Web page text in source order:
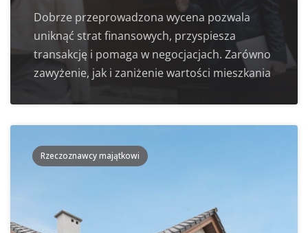
Dobrze przeprowadzona wycena pozwala
uniknąć strat finansowych, przyspiesza
transakcję i pomaga w negocjacjach. Zarówno
zawyżenie, jak i zaniżenie wartości mieszkania
Rzeczoznawcy majątkowi